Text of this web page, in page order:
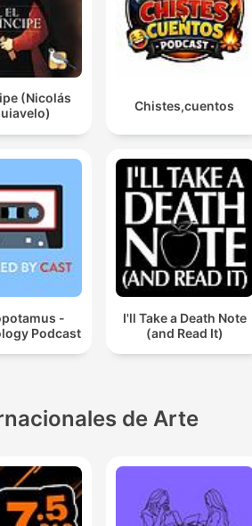
(Nicolás
Chistes,cuentos
-
Podcast
I'll Take a Death Note
(and Read It)
de Arte